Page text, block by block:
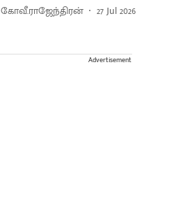
கோவீ.ராஜேந்திரன் 27 Jul 2026
Advertisement